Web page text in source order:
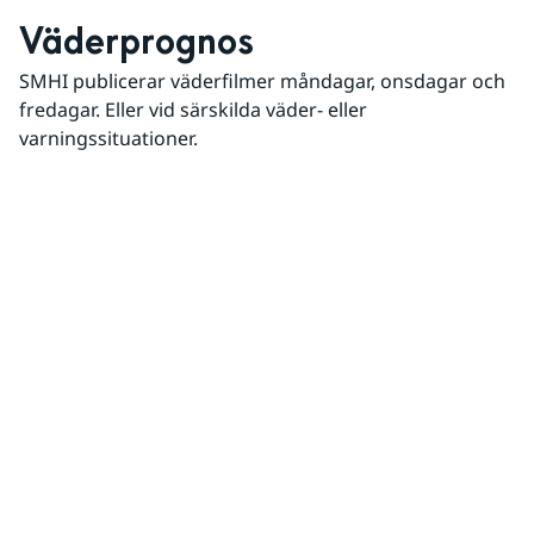
Väderprognos
SMHI publicerar väderfilmer måndagar, onsdagar och
fredagar. Eller vid särskilda väder- eller
varningssituationer.